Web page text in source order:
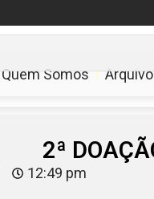
Quem Somos
2ª
12:49 pm